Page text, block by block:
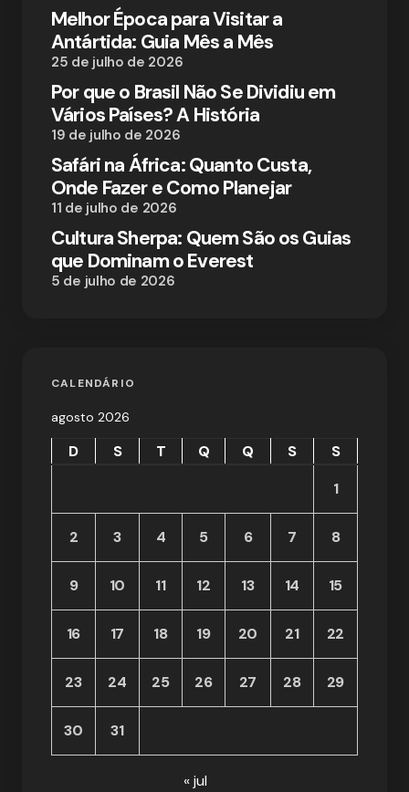
Melhor Época para Visitar a
Antártida: Guia Mês a Mês
25 de julho de 2026
Por que o Brasil Não Se Dividiu em
Vários Países? A História
19 de julho de 2026
Safári na África: Quanto Custa,
Onde Fazer e Como Planejar
11 de julho de 2026
Cultura Sherpa: Quem São os Guias
que Dominam o Everest
5 de julho de 2026
CALENDÁRIO
agosto 2026
D S T Q Q S
S
1
2 3 4 5 6 7 8
9 10 11 12 13 14 15
16 17 18 19 20 21 22
23 24 25 26 27 28 29
30 31
« jul